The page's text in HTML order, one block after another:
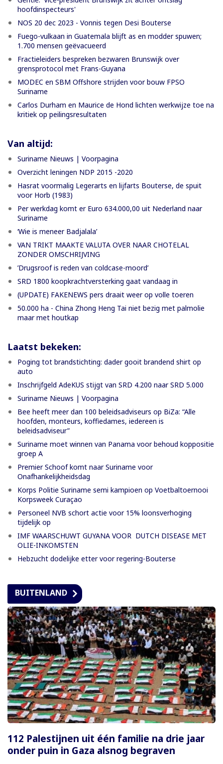
hoofdinspecteurs'
NOS 20 dec 2023 - Vonnis tegen Desi Bouterse
Fuego-vulkaan in Guatemala blijft as en modder spuwen;
1.700 mensen geëvacueerd
Fractieleiders bespreken bezwaren Brunswijk over
grensprotocol met Frans-Guyana
MODEC en SBM Offshore strijden voor bouw FPSO
Suriname
Carlos Durham en Maurice de Hond lichten werkwijze toe na
kritiek op peilingsresultaten
Van altijd:
Suriname Nieuws | Voorpagina
Overzicht leningen NDP 2015 -2020
Hasrat voormalig Legerarts en lijfarts Bouterse, de spuit
voor Horb (1983)
Per werkdag komt er Euro 634.000,00 uit Nederland naar
Suriname
‘Wie is meneer Badjalala’
VAN TRIKT MAAKTE VALUTA OVER NAAR CHOTELAL
ZONDER OMSCHRIJVING
’Drugsroof is reden van coldcase-moord’
SRD 1800 koopkrachtversterking gaat vandaag in
(UPDATE) FAKENEWS pers draait weer op volle toeren
50.000 ha - China Zhong Heng Tai niet bezig met palmolie
maar met houtkap
Laatst bekeken:
Poging tot brandstichting: dader gooit brandend shirt op
auto
Inschrijfgeld AdeKUS stijgt van SRD 4.200 naar SRD 5.000
Suriname Nieuws | Voorpagina
Bee heeft meer dan 100 beleidsadviseurs op BiZa: “Alle
hoofden, monteurs, koffiedames, iedereen is
beleidsadviseur”
Suriname moet winnen van Panama voor behoud koppositie
groep A
Premier Schoof komt naar Suriname voor
Onafhankelijkheidsdag
Korps Politie Suriname semi kampioen op Voetbaltoernooi
Korpsweek Curaçao
Personeel NVB schort actie voor 15% loonsverhoging
tijdelijk op
IMF WAARSCHUWT GUYANA VOOR DUTCH DISEASE MET
OLIE-INKOMSTEN
Hebzucht dodelijke etter voor regering-Bouterse
BUITENLAND
112 Palestijnen uit één familie na drie jaar
onder puin in Gaza alsnog begraven